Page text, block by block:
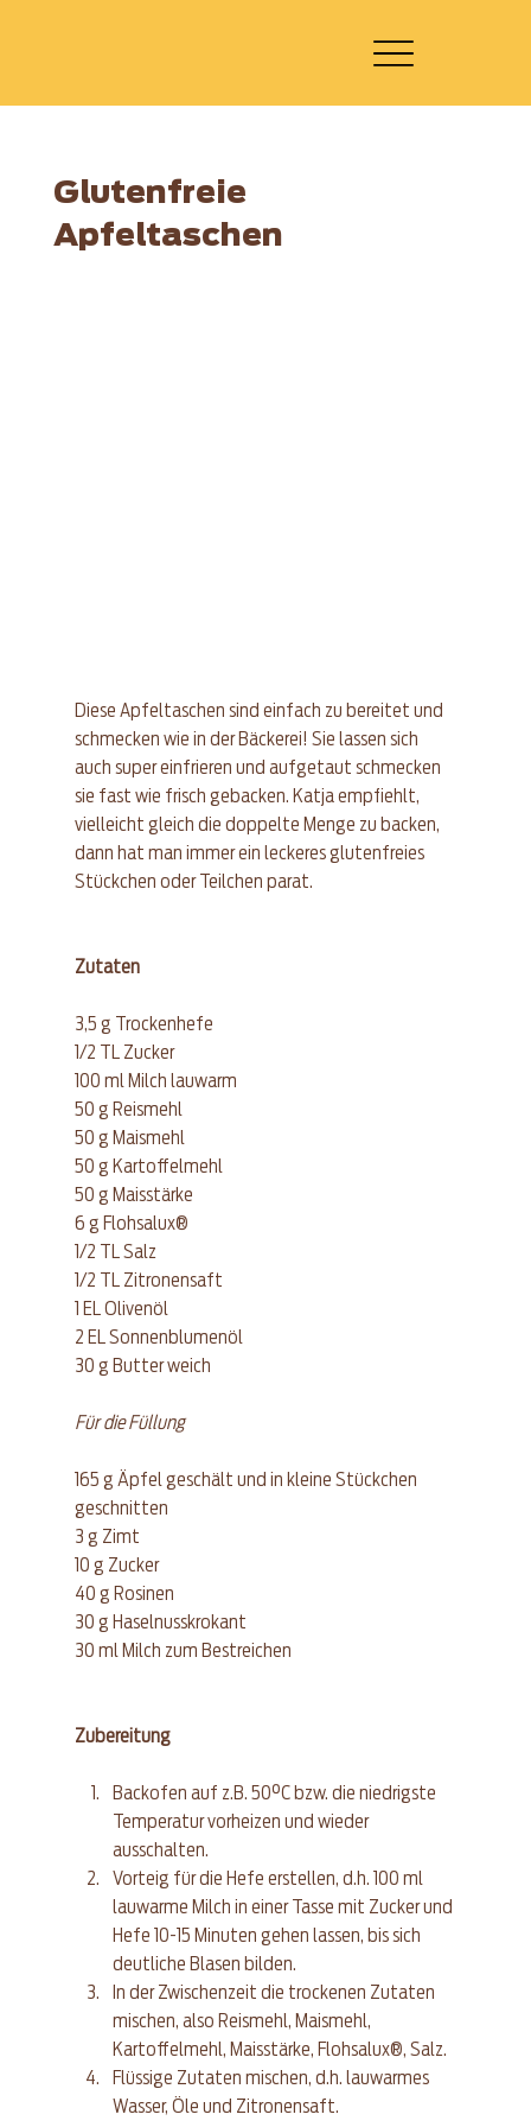
Glutenfreie
Apfeltaschen
Diese Apfeltaschen sind einfach zu bereitet und
schmecken wie in der Bäckerei! Sie lassen sich
auch super einfrieren und aufgetaut schmecken
sie fast wie frisch gebacken. Katja empfiehlt,
vielleicht gleich die doppelte Menge zu backen,
dann hat man immer ein leckeres glutenfreies
Stückchen oder Teilchen parat.
Zutaten
3,5 g Trockenhefe
1/2 TL Zucker
100 ml Milch lauwarm
50 g Reismehl
50 g Maismehl
50 g Kartoffelmehl
50 g Maisstärke
6 g Flohsalux®
1/2 TL Salz
1/2 TL Zitronensaft
1 EL Olivenöl
2 EL Sonnenblumenöl
30 g Butter weich
Für die Füllung
165 g Äpfel geschält und in kleine Stückchen
geschnitten
3 g Zimt
10 g Zucker
40 g Rosinen
30 g Haselnusskrokant
30 ml Milch zum Bestreichen
Zubereitung
Backofen auf z.B. 50°C bzw. die niedrigste
Temperatur vorheizen und wieder
ausschalten.
Vorteig für die Hefe erstellen, d.h. 100 ml
lauwarme Milch in einer Tasse mit Zucker und
Hefe 10-15 Minuten gehen lassen, bis sich
deutliche Blasen bilden.
In der Zwischenzeit die trockenen Zutaten
mischen, also Reismehl, Maismehl,
Kartoffelmehl, Maisstärke, Flohsalux®, Salz.
Flüssige Zutaten mischen, d.h. lauwarmes
Wasser, Öle und Zitronensaft.